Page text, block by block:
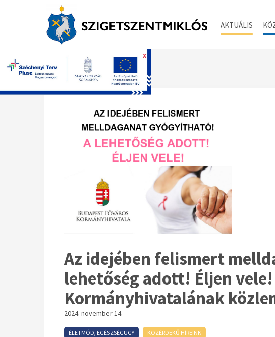
AKTUÁLIS
x
Főoldal
Az idejében felismert
lehetőség adott! Éljen
Kormányhivatalának
2024. november 14.
ÉLETMÓD, EGÉSZSÉGÜGY KÖZÉRDEKŰ HÍREINK